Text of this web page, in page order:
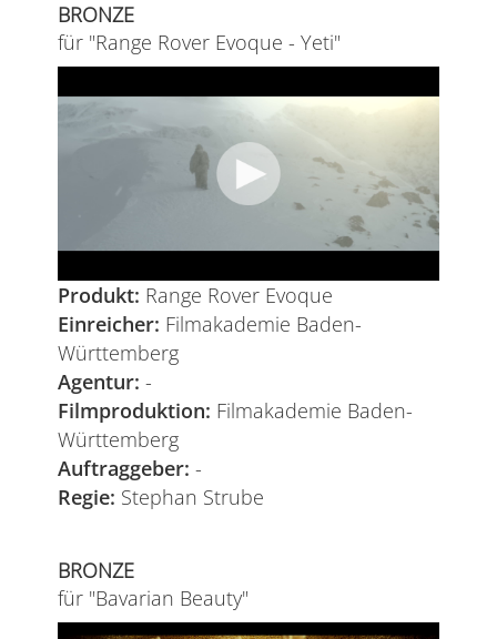
BRONZE
für "Range Rover Evoque - Yeti"
Produkt: Range Rover Evoque
Einreicher: Filmakademie Baden-
Württemberg
Agentur:-
Filmproduktion: Filmakademie Baden-
Württemberg
Auftraggeber:-
Regie: Stephan Strube
BRONZE
für "Bavarian Beauty"